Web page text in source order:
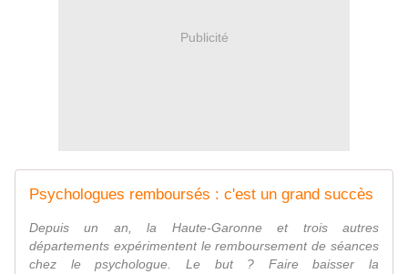
Publicité
Psychologues remboursés : c'est un grand succès
Depuis un an, la Haute-Garonne et trois autres
départements expérimentent le remboursement de séances
chez le psychologue. Le but ? Faire baisser la